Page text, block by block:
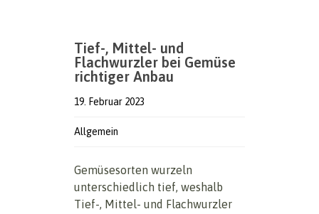
Tief-, Mittel- und
Flachwurzler bei Gemüse
richtiger Anbau
19. Februar 2023
Allgemein
Gemüsesorten wurzeln
unterschiedlich tief, weshalb
Tief-, Mittel- und Flachwurzler